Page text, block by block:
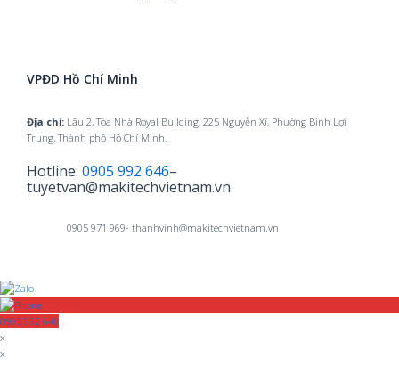
VPĐD Hồ Chí Minh
Địa chỉ: Lầu 2, Tòa Nhà Royal Building, 225 Nguyễn Xí, Phường Bình Lợi
Trung, Thành phố Hồ Chí Minh.
Hotline: 0905 992 646–
tuyetvan@makitechvietnam.vn
0905 971 969- thanhvinh@makitechvietnam.vn
0905 992 646
x
x